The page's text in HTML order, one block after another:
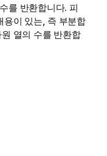
를 반환합니다. 피
용이 있는, 즉 부분합
열의 수를 반환합